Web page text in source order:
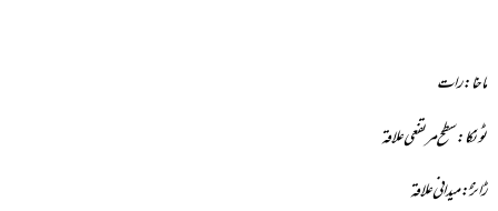
ماخا: رات
ٹونکا:سطح مرتفعی علاقہ
ڑانڑ:میدانی علاقہ